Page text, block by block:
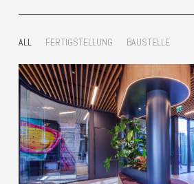
ALL FERTIGSTELLUNG BAUSTELLE